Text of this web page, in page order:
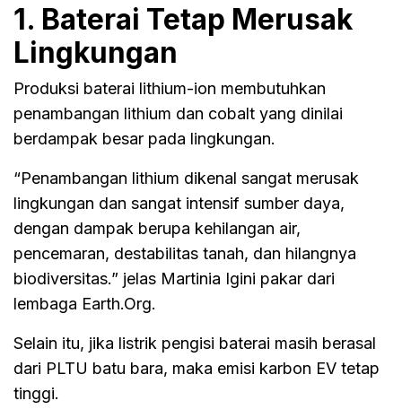
1. Baterai Tetap Merusak
Lingkungan
Produksi baterai lithium-ion membutuhkan
penambangan lithium dan cobalt yang dinilai
berdampak besar pada lingkungan.
“Penambangan lithium dikenal sangat merusak
lingkungan dan sangat intensif sumber daya,
dengan dampak berupa kehilangan air,
pencemaran, destabilitas tanah, dan hilangnya
biodiversitas.” jelas Martinia Igini pakar dari
lembaga Earth.Org.
Selain itu, jika listrik pengisi baterai masih berasal
dari PLTU batu bara, maka emisi karbon EV tetap
tinggi.